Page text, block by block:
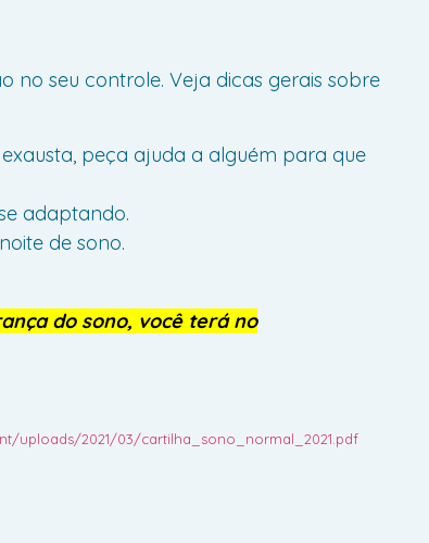
no seu controle. Veja dicas gerais sobre
peça ajuda a alguém para que
adaptando.
de sono.
do sono, você terá no
uploads/2021/03/cartilha_sono_normal_2021.pdf